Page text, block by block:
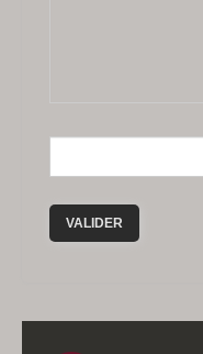
VALIDER